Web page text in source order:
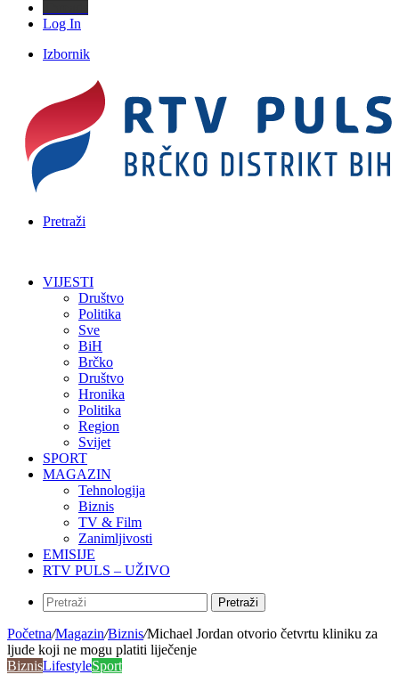
Log In
Izbornik
Pretraži
VIJESTI
Društvo
Politika
Sve
BiH
Brčko
Društvo
Hronika
Politika
Region
Svijet
SPORT
MAGAZIN
Tehnologija
Biznis
TV & Film
Zanimljivosti
EMISIJE
RTV PULS – UŽIVO
Pretraži
Početna/Magazin/Biznis/Michael Jordan otvorio četvrtu kliniku za
ljude koji ne mogu platiti liječenje
BiznisLifestyleSport